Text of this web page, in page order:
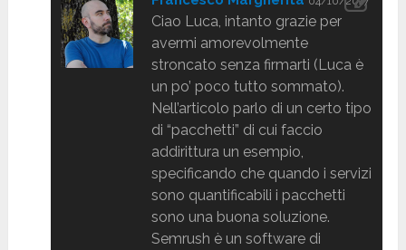
Ciao Luca, intanto grazie per
avermi amorevolmente
stroncato senza firmarti (Luca è
un po’ poco tutto sommato).
Nell’articolo parlo di un certo tipo
di “pacchetti” di cui faccio
addirittura un esempio,
specificando che quando i servizi
sono quantificabili i pacchetti
sono una buona soluzione.
Semrush è un software di